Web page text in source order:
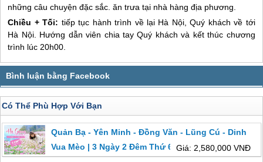
những câu chuyện đặc sắc. ăn trưa tại nhà hàng địa phương.
Chiều + Tối: tiếp tục hành trình về lại Hà Nội, Quý khách về tới
Hà Nội. Hướng dẫn viên chia tay Quý khách và kết thúc chương
trình lúc 20h00.
Có Thể Phù Hợp Với Bạn
Quản Bạ - Yên Minh - Đồng Văn - Lũng Cú - Dinh
Vua Mèo | 3 Ngày 2 Đêm Thứ 6 Hàng Tuần
Giá: 2,580,000 VNĐ